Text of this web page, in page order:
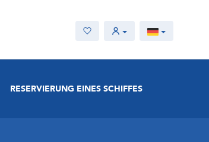
RESERVIERUNG EINES SCHIFFES